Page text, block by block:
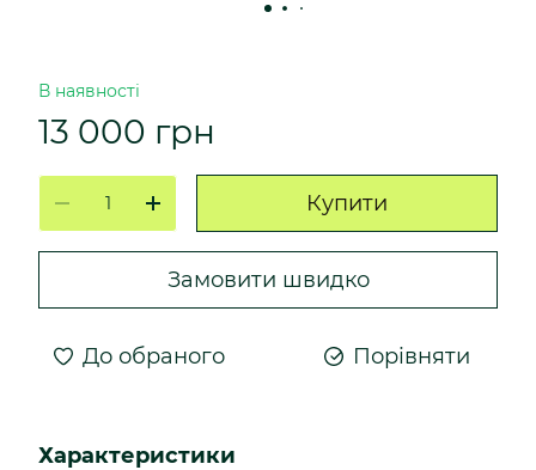
В наявності
13 000 грн
Купити
Замовити швидко
До обраного Порівняти
Характеристики